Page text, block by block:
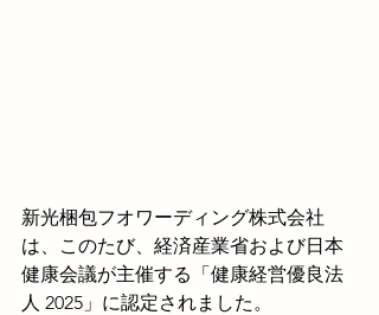
新光梱包フオワーディング株式会社
は、このたび、経済産業省および日本
健康会議が主催する「健康経営優良法
人 2025」に認定されました。